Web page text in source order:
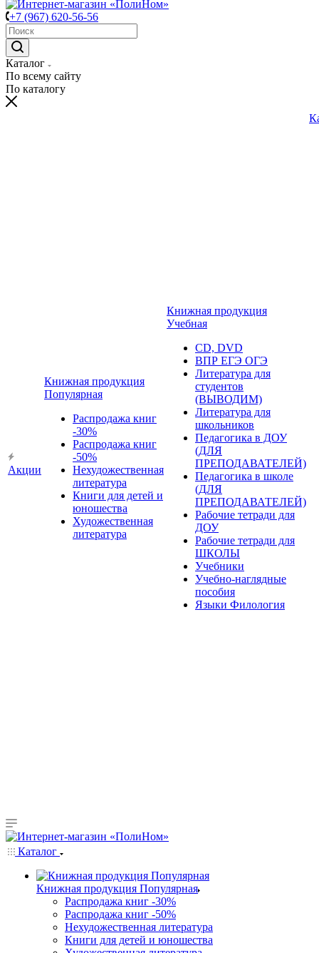
+7 (967) 620-56-56
Каталог
По всему сайту
По каталогу
Акции
Книжная продукция
Популярная
Распродажа книг
-30%
Распродажа книг
-50%
Нехудожественная
литература
Книги для детей и
юношества
Художественная
литература
Книжная продукция
Учебная
CD, DVD
ВПР ЕГЭ ОГЭ
Литература для
студентов
(ВЫВОДИМ)
Литература для
школьников
Педагогика в ДОУ
(ДЛЯ
ПРЕПОДАВАТЕЛЕЙ)
Педагогика в школе
(ДЛЯ
ПРЕПОДАВАТЕЛЕЙ)
Рабочие тетради для
ДОУ
Рабочие тетради для
ШКОЛЫ
Учебники
Учебно-наглядные
пособия
Языки Филология
Каталог
Книжная продукция Популярная
Распродажа книг -30%
Распродажа книг -50%
Нехудожественная литература
Книги для детей и юношества